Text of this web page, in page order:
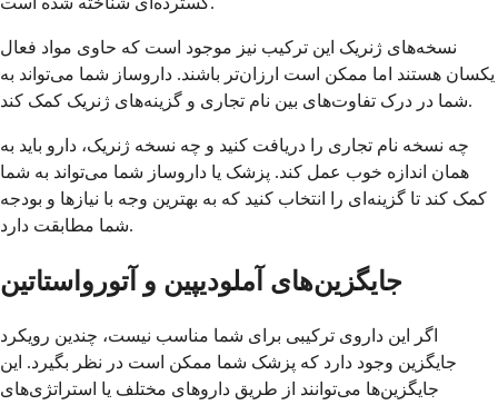
نسخه‌های ژنریک این ترکیب نیز موجود است که حاوی مواد فعال
یکسان هستند اما ممکن است ارزان‌تر باشند. داروساز شما می‌تواند به
شما در درک تفاوت‌های بین نام تجاری و گزینه‌های ژنریک کمک کند.
چه نسخه نام تجاری را دریافت کنید و چه نسخه ژنریک، دارو باید به
همان اندازه خوب عمل کند. پزشک یا داروساز شما می‌تواند به شما
کمک کند تا گزینه‌ای را انتخاب کنید که به بهترین وجه با نیازها و بودجه
شما مطابقت دارد.
جایگزین‌های آملودیپین و آتورواستاتین
اگر این داروی ترکیبی برای شما مناسب نیست، چندین رویکرد
جایگزین وجود دارد که پزشک شما ممکن است در نظر بگیرد. این
جایگزین‌ها می‌توانند از طریق داروهای مختلف یا استراتژی‌های